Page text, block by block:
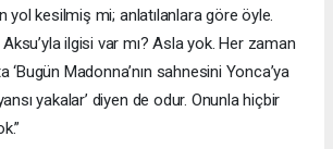
yol kesilmiş mi; anlatılanlara göre öyle.
ilgisi var mı? Asla yok. Her zaman
Madonna’nın sahnesini Yonca’ya
yakalar’ diyen de odur. Onunla hiçbir